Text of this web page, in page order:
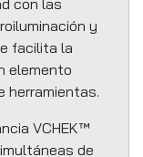
con las
y
facilita la
elemento
herramientas.
VCHEK™
de